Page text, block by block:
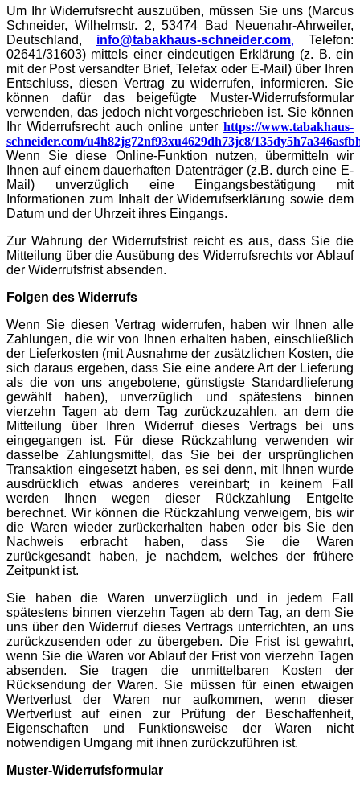
Um Ihr Widerrufsrecht auszuüben, müssen Sie uns (Marcus
Schneider, Wilhelmstr. 2, 53474 Bad Neuenahr-Ahrweiler,
Deutschland, info@tabakhaus-schneider.com, Telefon:
02641/31603) mittels einer eindeutigen Erklärung (z. B. ein
mit der Post versandter Brief, Telefax oder E-Mail) über Ihren
Entschluss, diesen Vertrag zu widerrufen, informieren. Sie
können dafür das beigefügte Muster-Widerrufsformular
verwenden, das jedoch nicht vorgeschrieben ist. Sie können
Ihr Widerrufsrecht auch online unter https://www.tabakhaus-
schneider.com/u4h82jg72nf93xu4629dh73jc8/
Wenn Sie diese Online-Funktion nutzen, übermitteln wir
Ihnen auf einem dauerhaften Datenträger (z.B. durch eine E-
Mail) unverzüglich eine Eingangsbestätigung mit
Informationen zum Inhalt der Widerrufserklärung sowie dem
Datum und der Uhrzeit ihres Eingangs.
Zur Wahrung der Widerrufsfrist reicht es aus, dass Sie die
Mitteilung über die Ausübung des Widerrufsrechts vor Ablauf
der Widerrufsfrist absenden.
Folgen des Widerrufs
Wenn Sie diesen Vertrag widerrufen, haben wir Ihnen alle
Zahlungen, die wir von Ihnen erhalten haben, einschließlich
der Lieferkosten (mit Ausnahme der zusätzlichen Kosten, die
sich daraus ergeben, dass Sie eine andere Art der Lieferung
als die von uns angebotene, günstigste Standardlieferung
gewählt haben), unverzüglich und spätestens binnen
vierzehn Tagen ab dem Tag zurückzuzahlen, an dem die
Mitteilung über Ihren Widerruf dieses Vertrags bei uns
eingegangen ist. Für diese Rückzahlung verwenden wir
dasselbe Zahlungsmittel, das Sie bei der ursprünglichen
Transaktion eingesetzt haben, es sei denn, mit Ihnen wurde
ausdrücklich etwas anderes vereinbart; in keinem Fall
werden Ihnen wegen dieser Rückzahlung Entgelte
berechnet. Wir können die Rückzahlung verweigern, bis wir
die Waren wieder zurückerhalten haben oder bis Sie den
Nachweis erbracht haben, dass Sie die Waren
zurückgesandt haben, je nachdem, welches der frühere
Zeitpunkt ist.
Sie haben die Waren unverzüglich und in jedem Fall
spätestens binnen vierzehn Tagen ab dem Tag, an dem Sie
uns über den Widerruf dieses Vertrags unterrichten, an uns
zurückzusenden oder zu übergeben. Die Frist ist gewahrt,
wenn Sie die Waren vor Ablauf der Frist von vierzehn Tagen
absenden. Sie tragen die unmittelbaren Kosten der
Rücksendung der Waren. Sie müssen für einen etwaigen
Wertverlust der Waren nur aufkommen, wenn dieser
Wertverlust auf einen zur Prüfung der Beschaffenheit,
Eigenschaften und Funktionsweise der Waren nicht
notwendigen Umgang mit ihnen zurückzuführen ist.
Muster-Widerrufsformular